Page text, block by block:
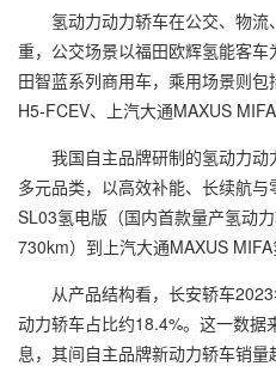
氢动力动力轿车在公交、物流
重，公交场景以福田欧辉氢能客
田智蓝系列商用车，乘用场景则
H5-FCEV、上汽大通MAXUS
我国自主品牌研制的氢动力动
多元品类，以高效补能、长续航
SL03氢电版（国内首款量产氢动
730km）到上汽大通MAXUS MIFA
从产品结构看，长安轿车2023
动力轿车占比约18.4%。这一数
息，其间自主品牌新动力轿车销